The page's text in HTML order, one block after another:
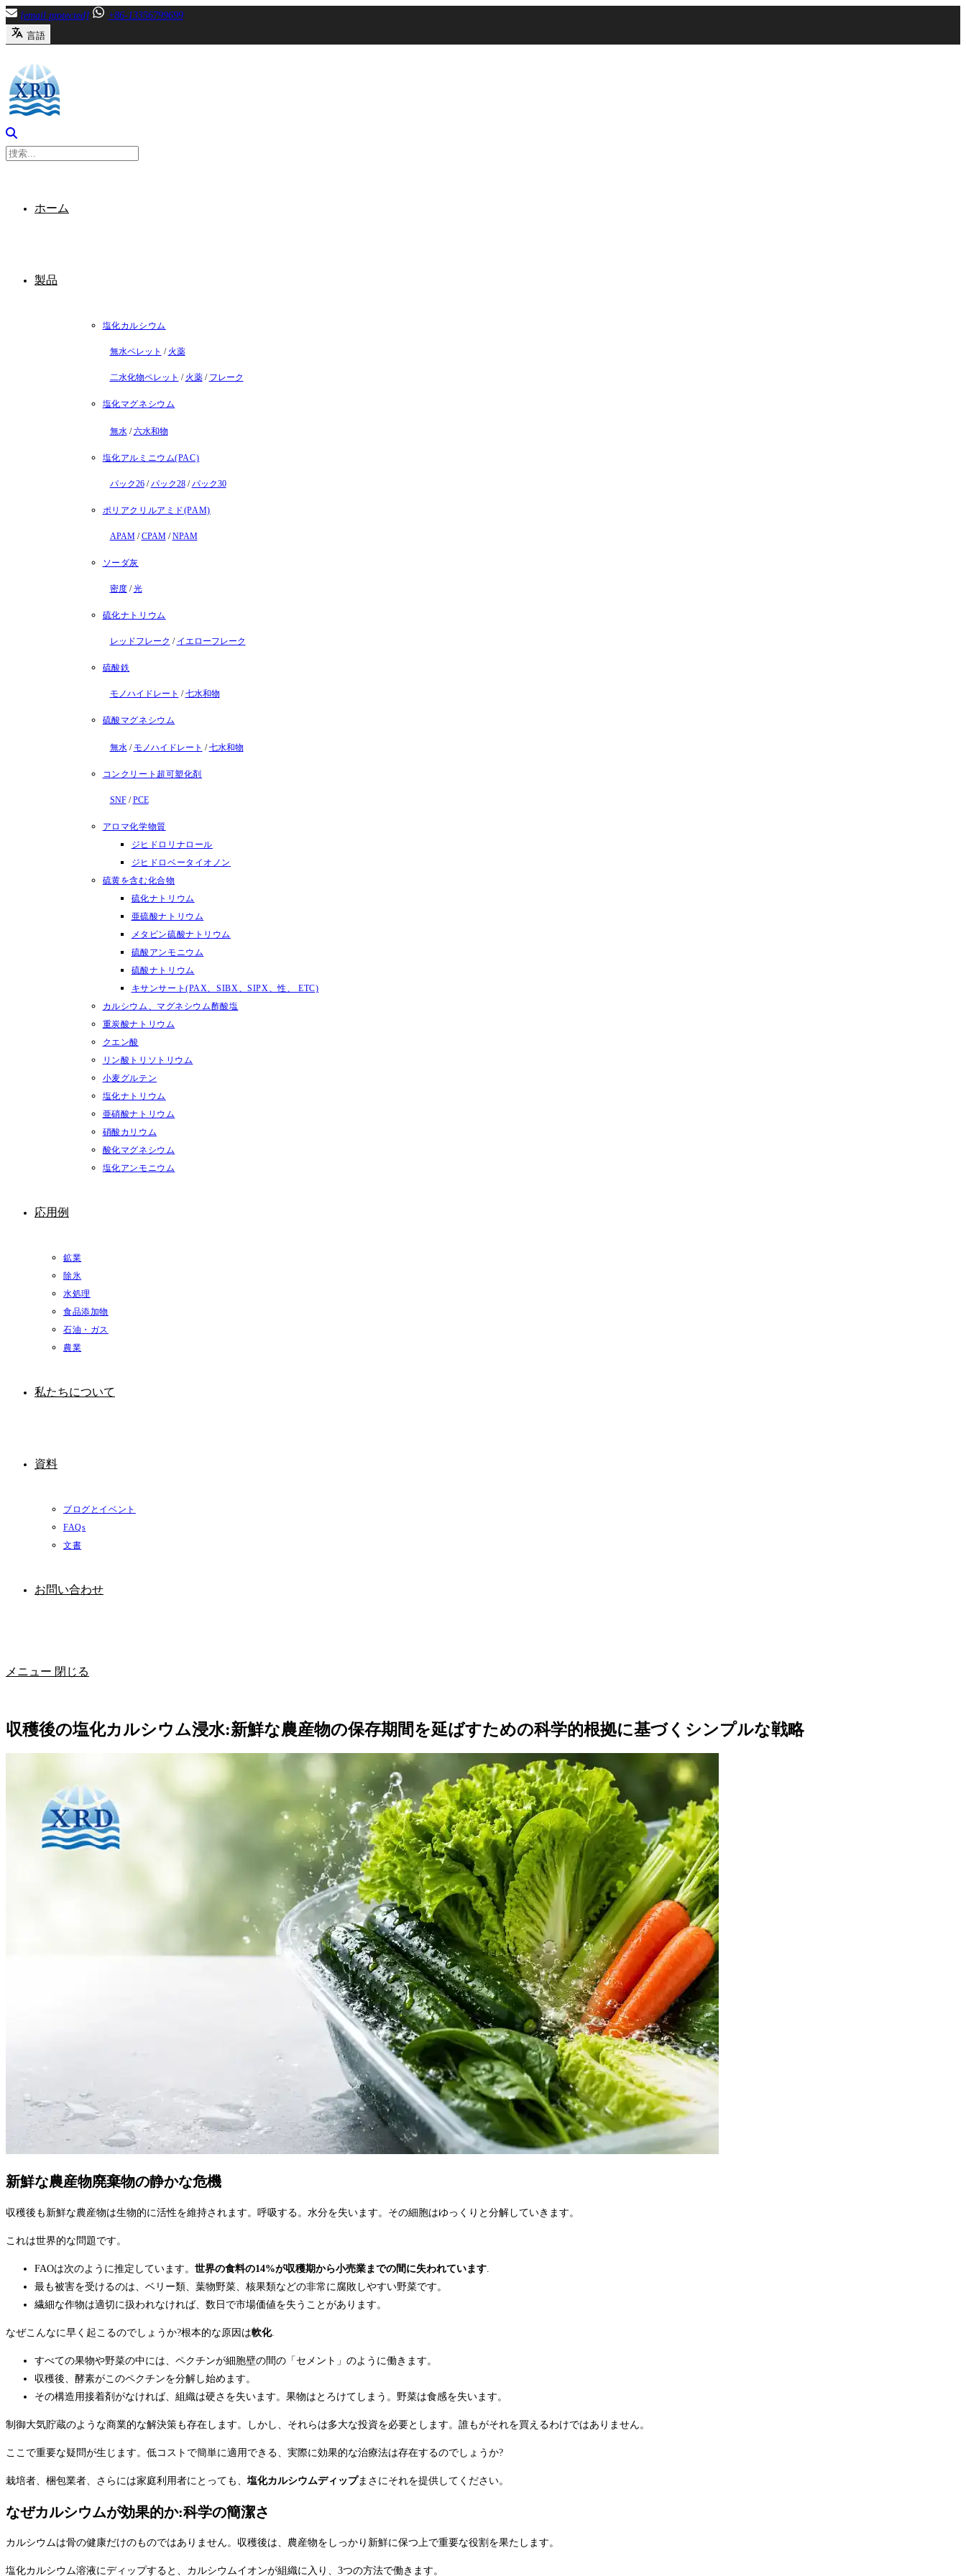
内
容
キ
ッ
[email protected]
+86-13356799699
言語
ホーム
製品
塩化カルシウム
無水ペレット / 火薬
二水化物ペレット / 火薬/ フレーク
塩化マグネシウム
無水/六水和物
塩化アルミニウム(PAC)
パック26/パック28/パック30
ポリアクリルアミド(PAM)
APAM/CPAM/NPAM
ソーダ灰
密度/光
硫化ナトリウム
レッドフレーク / イエローフレーク
硫酸鉄
モノハイドレート /七水和物
硫酸マグネシウム
無水/ モノハイドレート /七水和物
コンクリート超可塑化剤
SNF/PCE
アロマ化学物質
ジヒドロリナロール
ジヒドロベータイオノン
硫黄を含む化合物
硫化ナトリウム
亜硫酸ナトリウム
メタビン硫酸ナトリウム
硫酸アンモニウム
硫酸ナトリウム
キサンサート(PAX、SIBX、SIPX、性、 ETC)
カルシウム、マグネシウム酢酸塩
重炭酸ナトリウム
クエン酸
リン酸トリソトリウム
小麦グルテン
塩化ナトリウム
亜硝酸ナトリウム
硝酸カリウム
酸化マグネシウム
塩化アンモニウム
応用例
鉱業
除氷
水処理
食品添加物
石油・ガス
農業
私たちについて
資料
ブログとイベント
FAQs
文書
お問い合わせ
メニュー 閉じる
収穫後の塩化カルシウム浸水:新鮮な農産物の保存期間を延ばすための科学的根拠に基づくシンプルな戦略
新鮮な農産物廃棄物の静かな危機
収穫後も新鮮な農産物は生物的に活性を維持されます。呼吸する。水分を失います。その細胞はゆっくりと分解していきます。
これは世界的な問題です。
FAOは次のように推定しています。 世界の食料の14%が収穫期から小売業までの間に失われています.
最も被害を受けるのは、ベリー類、葉物野菜、核果類などの非常に腐敗しやすい野菜です。
繊細な作物は適切に扱われなければ、数日で市場価値を失うことがあります。
なぜこんなに早く起こるのでしょうか?根本的な原因は軟化.
すべての果物や野菜の中には、ペクチンが細胞壁の間の「セメント」のように働きます。
収穫後、酵素がこのペクチンを分解し始めます。
その構造用接着剤がなければ、組織は硬さを失います。果物はとろけてしまう。野菜は食感を失います。
制御大気貯蔵のような商業的な解決策も存在します。しかし、それらは多大な投資を必要とします。誰もがそれを買えるわけではありません。
ここで重要な疑問が生じます。低コストで簡単に適用できる、実際に効果的な治療法は存在するのでしょうか?
栽培者、梱包業者、さらには家庭利用者にとっても、 塩化カルシウムディップまさにそれを提供してください。
なぜカルシウムが効果的か:科学の簡潔さ
カルシウムは骨の健康だけのものではありません。収穫後は、農産物をしっかり新鮮に保つ上で重要な役割を果たします。
塩化カルシウム溶液にディップすると、カルシウムイオンが組織に入り、3つの方法で働きます。